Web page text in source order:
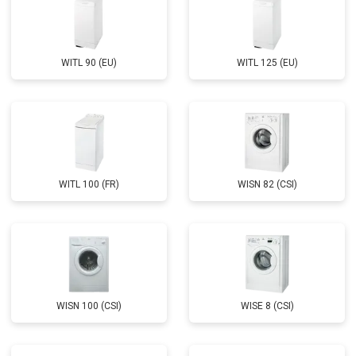
WITL 90 (EU) WITL 125 (EU)
WITL 100 (FR) WISN 82 (CSI)
WISN 100 (CSI) WISE 8 (CSI)